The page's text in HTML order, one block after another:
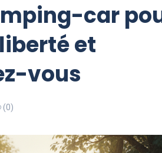
car
et
vous
(0)